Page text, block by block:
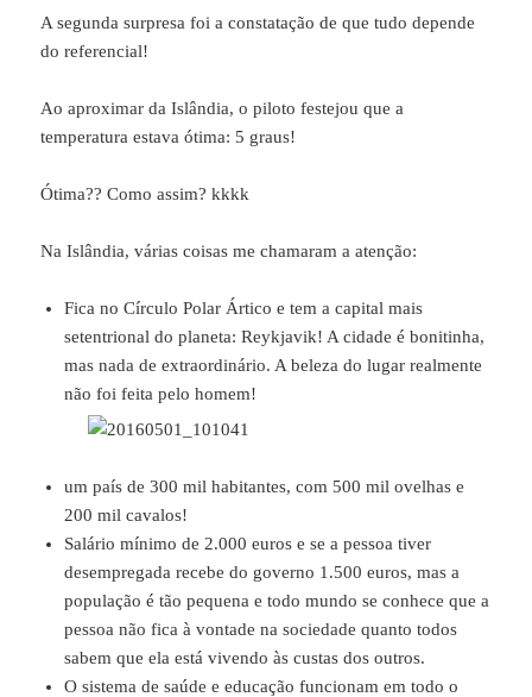
A segunda surpresa foi a constatação de que tudo depende
do referencial!
Ao aproximar da Islândia, o piloto festejou que a
temperatura estava ótima: 5 graus!
Ótima?? Como assim? kkkk
Na Islândia, várias coisas me chamaram a atenção:
Fica no Círculo Polar Ártico e tem a capital mais
setentrional do planeta: Reykjavik! A cidade é bonitinha,
mas nada de extraordinário. A beleza do lugar realmente
não foi feita pelo homem!
um país de 300 mil habitantes, com 500 mil ovelhas e
200 mil cavalos!
Salário mínimo de 2.000 euros e se a pessoa tiver
desempregada recebe do governo 1.500 euros, mas a
população é tão pequena e todo mundo se conhece que a
pessoa não fica à vontade na sociedade quanto todos
sabem que ela está vivendo às custas dos outros.
O sistema de saúde e educação funcionam em todo o